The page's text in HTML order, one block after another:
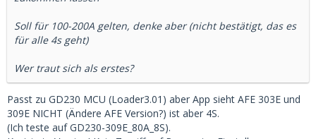
Soll für 100-200A gelten, denke aber (nicht bestätigt, das es
für alle 4s geht)
Wer traut sich als erstes?
Passt zu GD230 MCU (Loader3.01) aber App sieht AFE 303E und
309E NICHT (Ändere AFE Version?) ist aber 4S.
(Ich teste auf GD230-309E_80A_8S).